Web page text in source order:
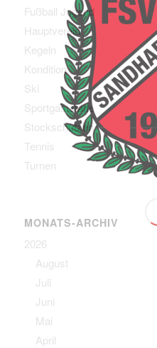
Fußball Jugend
Hauptverein
Kegeln
Kondition
Ski
Sportgaststätte
Stockschützen
Tennis
Turnen
MONATS-ARCHIV
2026
August
Juli
Juni
Mai
April